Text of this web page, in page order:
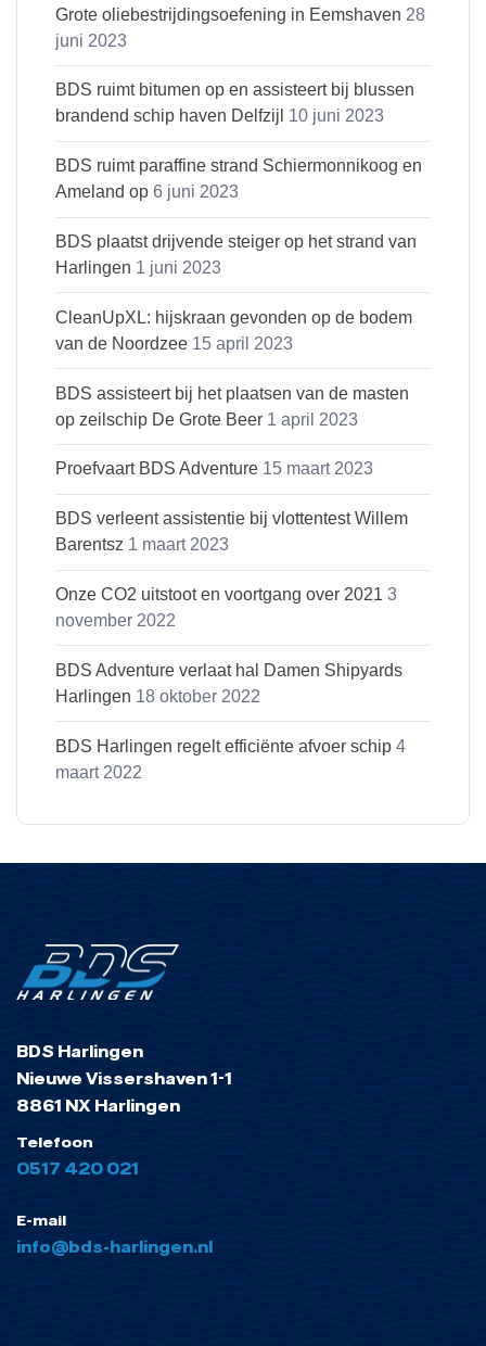
Grote oliebestrijdingsoefening in Eemshaven 28
juni 2023
BDS ruimt bitumen op en assisteert bij blussen
brandend schip haven Delfzijl 10 juni 2023
BDS ruimt paraffine strand Schiermonnikoog en
Ameland op 6 juni 2023
BDS plaatst drijvende steiger op het strand van
Harlingen 1 juni 2023
CleanUpXL: hijskraan gevonden op de bodem
van de Noordzee 15 april 2023
BDS assisteert bij het plaatsen van de masten
op zeilschip De Grote Beer 1 april 2023
Proefvaart BDS Adventure 15 maart 2023
BDS verleent assistentie bij vlottentest Willem
Barentsz 1 maart 2023
Onze CO2 uitstoot en voortgang over 2021 3
november 2022
BDS Adventure verlaat hal Damen Shipyards
Harlingen 18 oktober 2022
BDS Harlingen regelt efficiënte afvoer schip 4
maart 2022
BDS Harlingen
Nieuwe Vissershaven 1-1
8861 NX Harlingen
Telefoon
0517 420 021
E-mail
info@bds-harlingen.nl